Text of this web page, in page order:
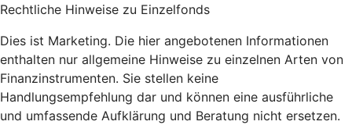
Rechtliche Hinweise zu Einzelfonds
Dies ist Marketing. Die hier angebotenen Informationen
enthalten nur allgemeine Hinweise zu einzelnen Arten von
Finanzinstrumenten. Sie stellen keine
Handlungsempfehlung dar und können eine ausführliche
und umfassende Aufklärung und Beratung nicht ersetzen.